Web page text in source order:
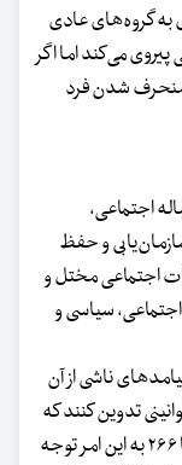
به گروه‌های عادی
می‌کند اما اگر
شدن فرد
اجتماعی،
و حفظ
اجتماعی مختل و
سیاسی و
ناشی از آن
تدوین کنند که
ایران هم در قانون مجازات اسلامی از ماده ۲۶۴ تا ۲۶۶ به این امر توجه